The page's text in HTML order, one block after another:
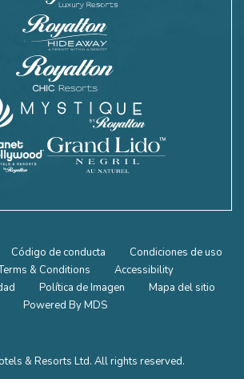
Código de conducta
Condiciones de uso
& Conditions
Accessibility
Política de Imagen
Mapa del sitio
Powered By MDS
& Resorts Ltd. All rights reserved.